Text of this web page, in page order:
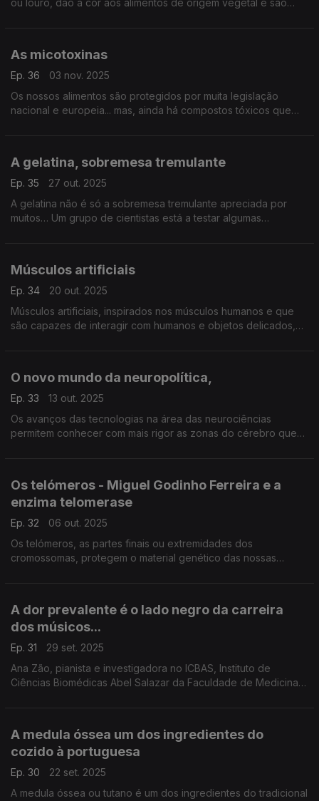
ou louro, dão a cor aos alimentos de origem vegetal e são
As micotoxinas
Ep. 36
03 nov. 2025
Os nossos alimentos são protegidos por muita legislação
nacional e europeia... mas, ainda há compostos tóxicos que
A gelatina, sobremesa tremulante
Ep. 35
27 out. 2025
A gelatina não é só a sobremesa tremulante apreciada por
muitos… Um grupo de cientistas está a testar algumas
Músculos artificiais
Ep. 34
20 out. 2025
Músculos artificiais, inspirados nos músculos humanos e que
são capazes de interagir com humanos e objetos delicados,
O novo mundo da neuropolítica,
Ep. 33
13 out. 2025
Os avanços das tecnologias na área das neurociências
permitem conhecer com mais rigor as zonas do cérebro que
Os telómeros - Miguel Godinho Ferreira e a
enzima telomerase
Ep. 32
06 out. 2025
Os telómeros, as partes finais ou extremidades dos
cromossomas, protegem o material genético das nossas
A dor prevalente é o lado negro da carreira
dos músicos...
Ep. 31
29 set. 2025
Ana Zão, pianista e investigadora no ICBAS, Instituto de
Ciências Biomédicas Abel Salazar da Faculdade de Medicina
A medula óssea um dos ingredientes do
cozido à portuguesa
Ep. 30
22 set. 2025
A medula óssea ou tutano é um dos ingredientes do tradicional